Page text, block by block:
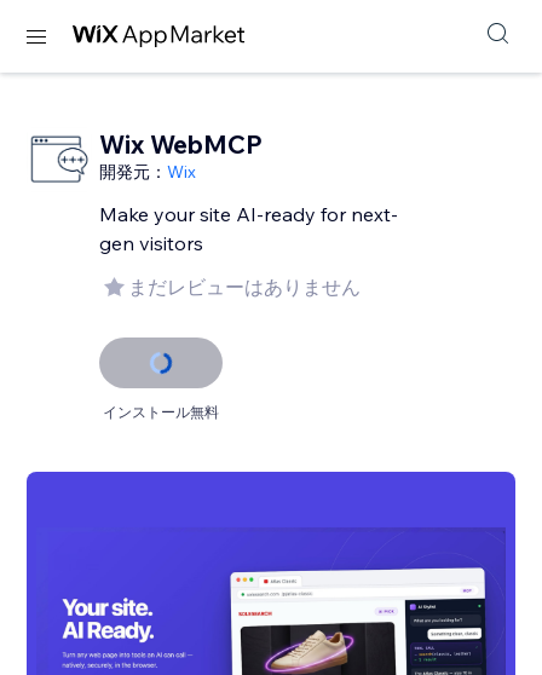
Wix WebMCP
開発元：Wix
Make your site AI-ready for next-
gen visitors
まだレビューはありません
インストール無料